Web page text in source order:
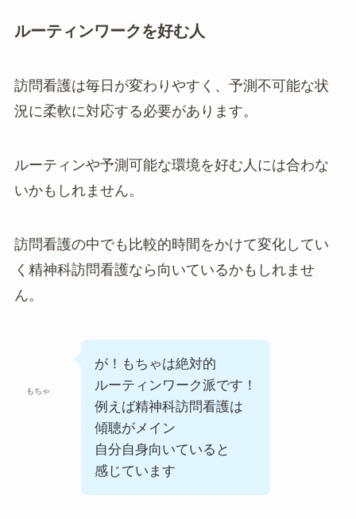
ルーティンワークを好む人
訪問看護は毎日が変わりやすく、予測不可能な状
況に柔軟に対応する必要があります。
ルーティンや予測可能な環境を好む人には合わな
いかもしれません。
訪問看護の中でも比較的時間をかけて変化してい
く精神科訪問看護なら向いているかもしれませ
ん。
もちゃ
が！もちゃは絶対的
ルーティンワーク派です！
例えば精神科訪問看護は
傾聴がメイン
自分自身向いていると
感じています